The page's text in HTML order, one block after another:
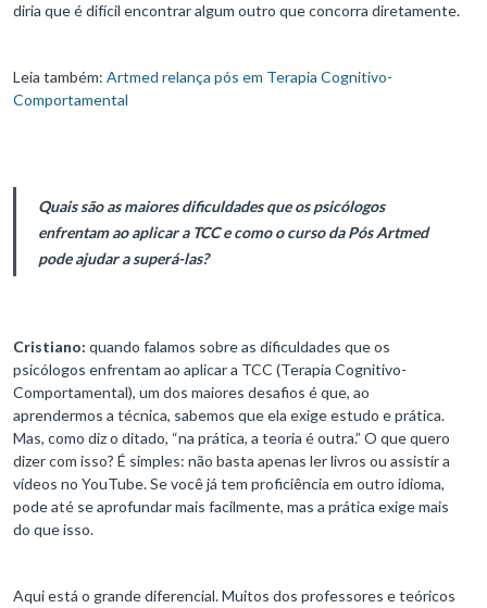
diria que é difícil encontrar algum outro que concorra diretamente.
Leia também: Artmed relança pós em Terapia Cognitivo-
Comportamental
Quais são as maiores dificuldades que os psicólogos
enfrentam ao aplicar a TCC e como o curso da Pós Artmed
pode ajudar a superá-las?
Cristiano: quando falamos sobre as dificuldades que os
psicólogos enfrentam ao aplicar a TCC (Terapia Cognitivo-
Comportamental), um dos maiores desafios é que, ao
aprendermos a técnica, sabemos que ela exige estudo e prática.
Mas, como diz o ditado, “na prática, a teoria é outra.” O que quero
dizer com isso? É simples: não basta apenas ler livros ou assistir a
vídeos no YouTube. Se você já tem proficiência em outro idioma,
pode até se aprofundar mais facilmente, mas a prática exige mais
do que isso.
Aqui está o grande diferencial. Muitos dos professores e teóricos